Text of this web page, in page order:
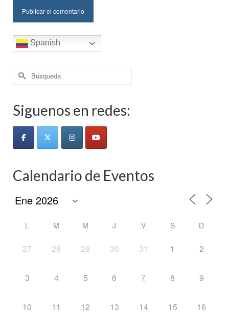
Spanish
Buscar
por:
Siguenos en redes:
Calendario de Eventos
L M M J V S D
27 28 29 30 31 1 2
3 4 5 6 7 8 9
10 11 12 13 14 15 16